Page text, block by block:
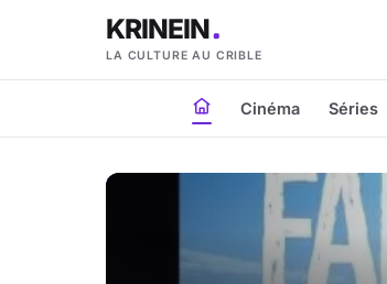
KRINEIN
LA CULTURE AU CRIBLE
Cinéma Séries